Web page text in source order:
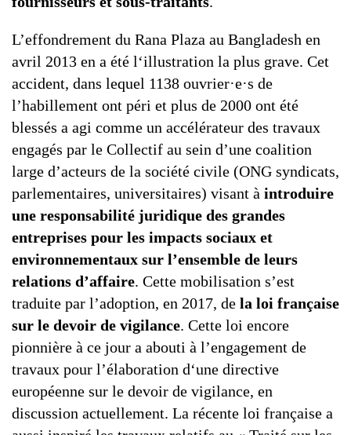
L’effondrement du Rana Plaza au Bangladesh en
avril 2013 en a été l‘illustration la plus grave. Cet
accident, dans lequel 1138 ouvrier·e·s de
l’habillement ont péri et plus de 2000 ont été
blessés a agi comme un accélérateur des travaux
engagés par le Collectif au sein d’une coalition
large d’acteurs de la société civile (ONG syndicats,
parlementaires, universitaires) visant à introduire
une responsabilité juridique des grandes
entreprises pour les impacts sociaux et
environnementaux sur l’ensemble de leurs
relations d’affaire. Cette mobilisation s’est
traduite par l’adoption, en 2017, de la loi française
sur le devoir de vigilance. Cette loi encore
pionnière à ce jour a abouti à l’engagement de
travaux pour l’élaboration d‘une directive
européenne sur le devoir de vigilance, en
discussion actuellement. La récente loi française a